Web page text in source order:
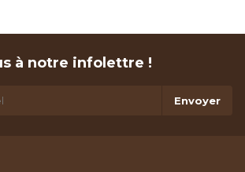
à notre infolettre !
Envoyer